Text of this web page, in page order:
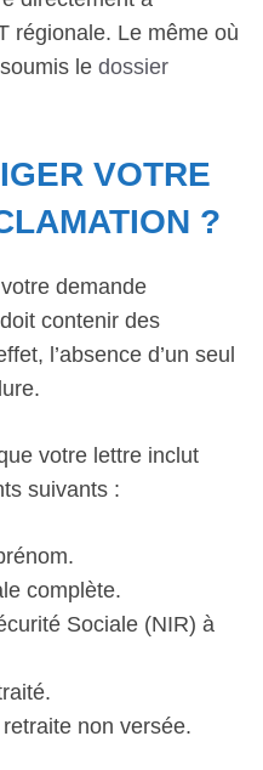
régionale. Le même où
le dossier
VOTRE
?
demande
contenir des
l’absence d’un seul
votre lettre inclut
suivants :
complète.
Sociale (NIR) à
non versée.